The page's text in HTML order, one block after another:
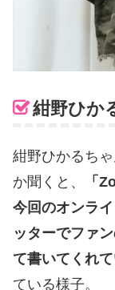
紺野ひか
紺野ひかるち
か聞くと、
「
今回のオンラ
ッターでファ
て書いてくれて
ている様子。